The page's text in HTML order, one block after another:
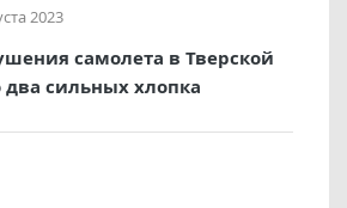
2023
самолета в Тверской
сильных хлопка